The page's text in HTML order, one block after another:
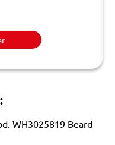
WH3025819 Beard